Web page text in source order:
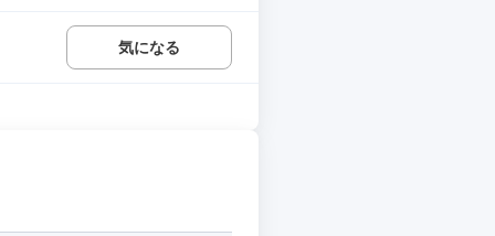
気になる